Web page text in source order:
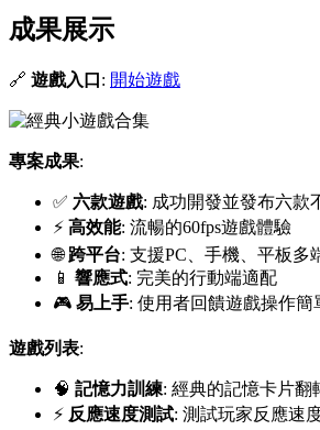
成果展示
🔗 遊戲入口 : 開始遊戲
專案成果:
✅ 六款遊戲: 成功開發並發布六款
⚡ 高效能: 流暢的60fps遊戲體驗
🌐跨平台: 支援PC、手機、平板多
📱響應式: 完美的行動端適配
🎮 易上手: 使用者回饋遊戲操作簡
遊戲列表:
🧠 記憶力訓練: 經典的記憶卡片翻
⚡ 反應速度測試: 測試玩家反應速